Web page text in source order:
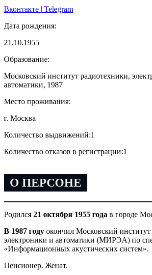
Вконтакте | Telegram
Дата рождения:
21.10.1955
Образование:
Московский институт радиотехники,
автоматики, 1987
Место проживания:
г. Москва
Количество выдвижений:1
Количество отказов в регистрации:1
О ПЕРСОНЕ
Родился 21 октября 1955 года в городе
В 1987 году окончил Московский
электроники и автоматики (МИРЭА) по
«Информационных акустических систем».
Пенсионер. Женат.